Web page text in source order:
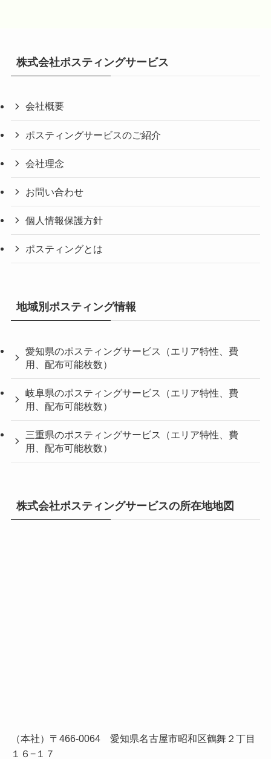
株式会社ポスティングサービス
会社概要
ポスティングサービスのご紹介
会社理念
お問い合わせ
個人情報保護方針
ポスティングとは
地域別ポスティング情報
愛知県のポスティングサービス（エリア特性、費
用、配布可能枚数）
岐阜県のポスティングサービス（エリア特性、費
用、配布可能枚数）
三重県のポスティングサービス（エリア特性、費
用、配布可能枚数）
株式会社ポスティングサービスの所在地地図
（本社）〒466-0064 愛知県名古屋市昭和区鶴舞２丁目
１６−１７